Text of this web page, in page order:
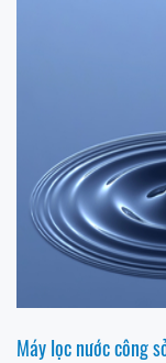
Máy lọc nước công